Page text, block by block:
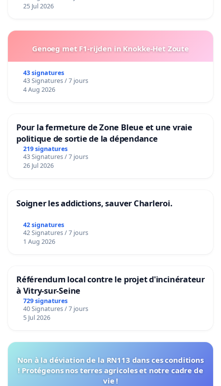
25 Jul 2026
Genoeg met F1-rijden in Knokke-Het Zoute
43 signatures
43 Signatures / 7 jours
4 Aug 2026
Pour la fermeture de Zone Bleue et une vraie
politique de sortie de la dépendance
219 signatures
43 Signatures / 7 jours
26 Jul 2026
Soigner les addictions, sauver Charleroi.
42 signatures
42 Signatures / 7 jours
1 Aug 2026
Référendum local contre le projet d'incinérateur
à Vitry-sur-Seine
729 signatures
40 Signatures / 7 jours
5 Jul 2026
Non à la déviation de la RN113 dans ces conditions
! Protégeons nos terres agricoles et notre cadre de
vie !